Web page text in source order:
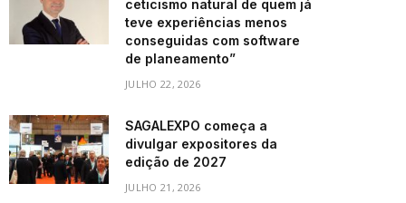
ceticismo natural de quem já
teve experiências menos
conseguidas com software
de planeamento”
JULHO 22, 2026
SAGALEXPO começa a
divulgar expositores da
edição de 2027
JULHO 21, 2026